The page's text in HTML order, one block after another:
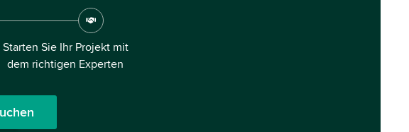
Starten Sie Ihr Projekt mit
dem richtigen Experten